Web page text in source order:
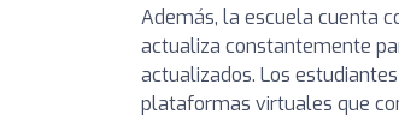
Además, la escuela cuenta
actualiza constantemente
actualizados. Los
plataformas virtuales que